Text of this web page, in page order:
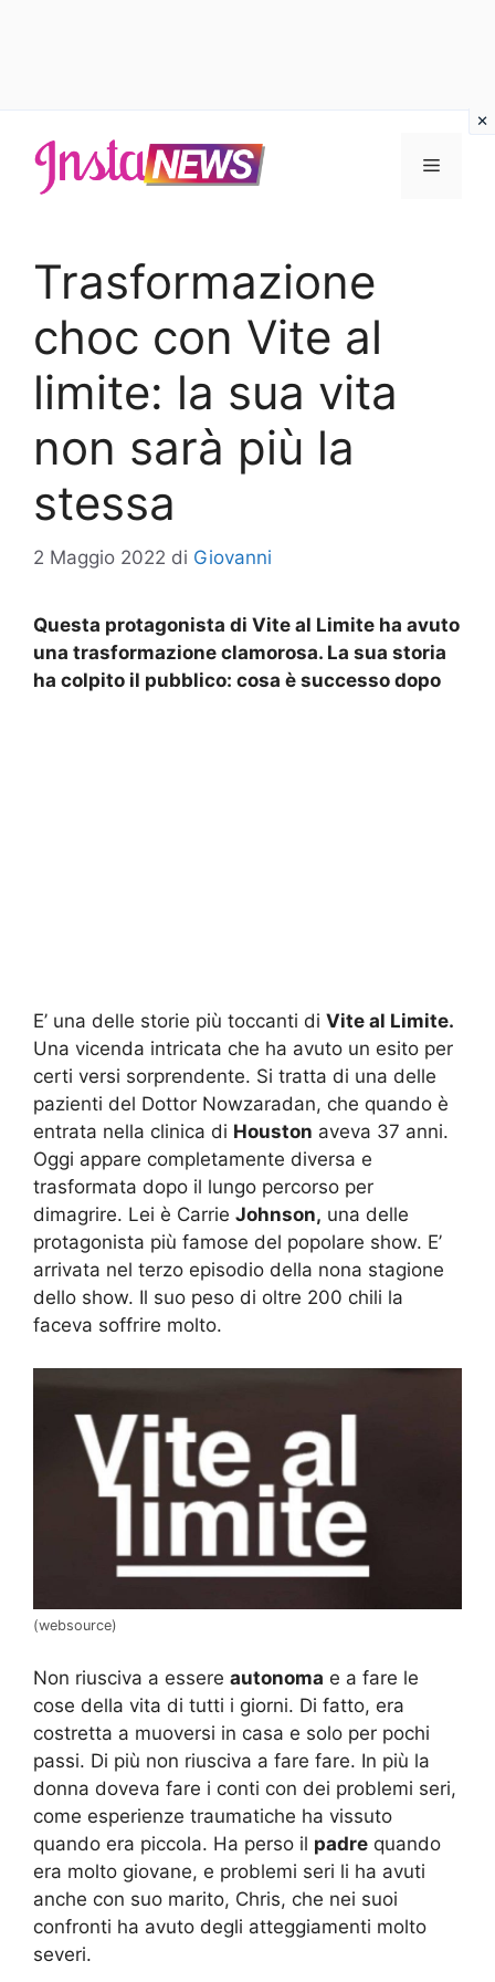
contenuto
Menu
Trasformazione
choc con Vite al
limite: la sua vita
non sarà più la
stessa
2 Maggio 2022 di Giovanni
Questa protagonista di Vite al Limite ha avuto
una trasformazione clamorosa. La sua storia
ha colpito il pubblico: cosa è successo dopo
E’ una delle storie più toccanti di Vite al Limite.
Una vicenda intricata che ha avuto un esito per
certi versi sorprendente. Si tratta di una delle
pazienti del Dottor Nowzaradan, che quando è
entrata nella clinica di Houston aveva 37 anni.
Oggi appare completamente diversa e
trasformata dopo il lungo percorso per
dimagrire. Lei è Carrie Johnson, una delle
protagonista più famose del popolare show. E’
arrivata nel terzo episodio della nona stagione
dello show. Il suo peso di oltre 200 chili la
faceva soffrire molto.
(websource)
Non riusciva a essere autonoma e a fare le
cose della vita di tutti i giorni. Di fatto, era
costretta a muoversi in casa e solo per pochi
passi. Di più non riusciva a fare fare. In più la
donna doveva fare i conti con dei problemi seri,
come esperienze traumatiche ha vissuto
quando era piccola. Ha perso il padre quando
era molto giovane, e problemi seri li ha avuti
anche con suo marito, Chris, che nei suoi
confronti ha avuto degli atteggiamenti molto
severi.